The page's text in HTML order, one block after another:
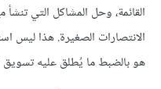
القائمة، وحل المشاكل التي تنشأ
هو بالضبط ما يُطلق عليه تسويق